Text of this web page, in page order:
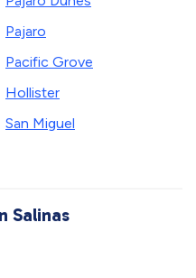
Pajaro
Pacific Grove
Hollister
San Miguel
Salinas